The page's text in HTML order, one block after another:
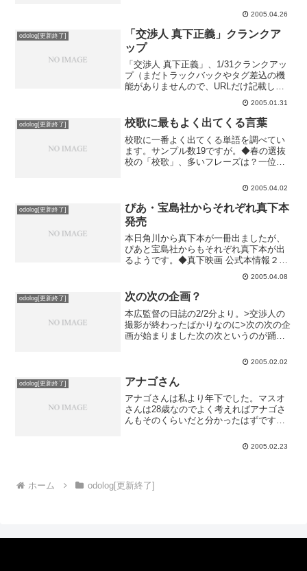
す。機械翻訳にはYahoo!翻訳 - テキスト
翻訳を使用しました。Yahoo!翻訳で英語
化したあ...
2005.04.26
odolog[更新終了]
「交渉人 真下正義」クランクア
ップ
「交渉人 真下正義」、1/31クランクアッ
プ（まだトラックバックやタグ差込の機
能がありませんので、URLだけ記載しま
す）予定通り、１月のクランクアップに
間に合ったようです。監督さんによって
は編集の方が労力使うこともあるようで
すし、これから動...
2005.01.31
odolog[更新終了] 校歌に最もよく出てくる言葉
校歌に一番よく出てくる単語を調べてい
ます。サンプル数19ですが。◆春の選抜
校の「校歌」、多いフレーズは？一位は
にも確かに「我らが」というフレーズあ
りました。やっぱり校歌ですから愛校心
を高めるためにも「我ら...
2005.04.02
odolog[更新終了]
ぴあ・宝島社からそれぞれ真下本
発売
本日角川から真下本が一冊出ましたが、
ぴあと宝島社からもそれぞれ真下本が出
るようです。◆真下映画 公式本情報２
「真下警視コンプリートブック」の方
は、OD2の時の青島刑事コンプリートブ
ックからすると、ユースケファン向けの
本になるでしょうね。あと...
2005.04.08
odolog[更新終了] 次の次の企画？
本広監督の日誌の2/2分より。>交渉人の
撮影が終わったばかりなのに>次の次の企
画が始まりました次の次というのが踊る
か分からないですが、もしそうなら今回
の踊るレジェンド企画は随分駆け足です
ね。真下SPと室井...
2005.02.02
odolog[更新終了] アナゴさん
アナゴさんは私より年下でした。マスオ
さんは28歳なのでよく考えればアナゴさ
んもそのくらいだと分かったはずです
た。多分声優さんも28歳のつもりでは演
2005.02.23
ホーム odolog[更新終了]